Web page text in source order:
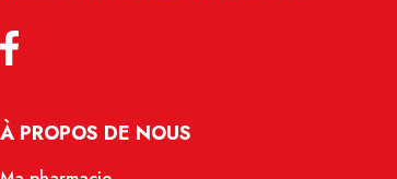
À PROPOS DE NOUS